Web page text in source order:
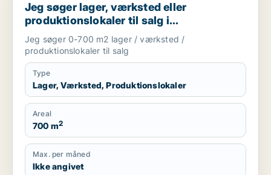
Jeg søger lager, værksted eller
produktionslokaler til salg i
Storkøbenhavn
Jeg søger 0-700 m2 lager / værksted /
produktionslokaler til salg
Type
Lager, Værksted, Produktionslokaler
Areal
700 m2
Max. per måned
Ikke angivet